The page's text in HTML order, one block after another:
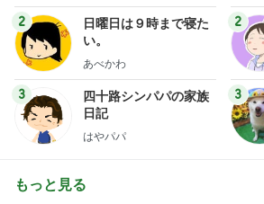
2
日曜日は９時まで寝た
い。
あべかわ
3
四十路シンパパの家族
日記
はやパパ
2
3
もっと見る